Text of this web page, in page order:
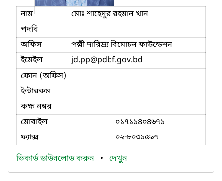
নাম
মোঃ শাহেদুর রহমান খান
পদবি
অফিস
পল্লী দারিদ্র্য বিমোচন ফাউন্ডেশন
ইমেইল
jd.pp@pdbf.gov.bd
ফোন (অফিস)
ইন্টারকম
কক্ষ নম্বর
মোবাইল
০১৭১১৪০৪৬৭১
ফ্যাক্স
০২-৮০৩১৫৯৭
ভিকার্ড ডাউনলোড করুন • দেখুন